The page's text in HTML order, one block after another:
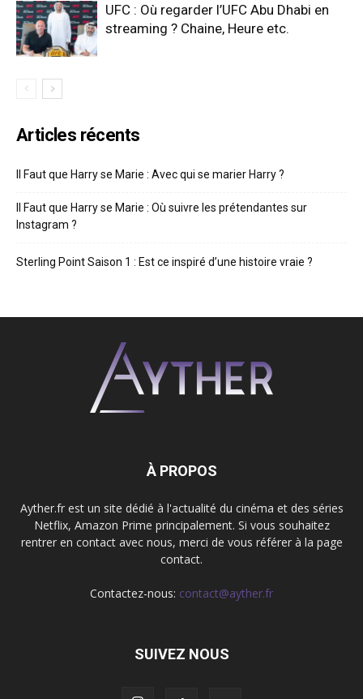
UFC : Où regarder l’UFC Abu Dhabi en
streaming ? Chaine, Heure etc.
Articles récents
Il Faut que Harry se Marie : Avec qui se marier Harry ?
Il Faut que Harry se Marie : Où suivre les prétendantes sur
Instagram ?
Sterling Point Saison 1 : Est ce inspiré d’une histoire vraie ?
À PROPOS
Ayther.fr est un site dédié à l'actualité du cinéma et des séries
Netflix, Amazon Prime principalement. Si vous souhaitez
rentrer en contact avec nous, merci de vous référer à la page
contact.
Contactez-nous: contact@ayther.fr
SUIVEZ NOUS